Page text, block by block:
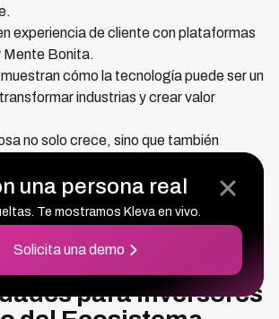
experiencia de cliente con plataformas
Mente Bonita.
cómo la tecnología puede ser un
industrias y crear valor
no solo crece, sino que también
clic y conexión."
prueban hoy que la innovación con
es posible. Su éxito nos
por soluciones locales bien diseñadas
transformando el mercado y las
para Inversores
una persona real
Te mostramos Kleva en vivo.
Solicita una demo